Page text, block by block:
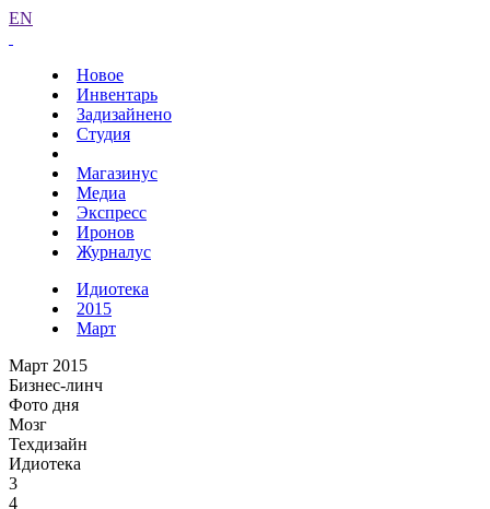
EN
Новое
Инвентарь
Задизайнено
Студия
Магазинус
Медиа
Экспресс
Иронов
Журналус
Идиотека
2015
Март
Март 2015
Бизнес-линч
Фото дня
Мозг
Техдизайн
Идиотека
3
4